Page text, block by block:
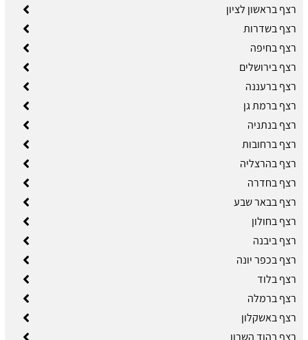
רצף בראשון לציון
רצף בשדרות
רצף בחיפה
רצף בירושלים
רצף ברעננה
רצף ברמת גן
רצף בנתניה
רצף ברחובות
רצף בהרצליה
רצף בחדרה
רצף בבאר שבע
רצף בחולון
רצף ביבנה
רצף בכפר יונה
רצף בלוד
רצף ברמלה
רצף באשקלון
רצף בהוד השרון